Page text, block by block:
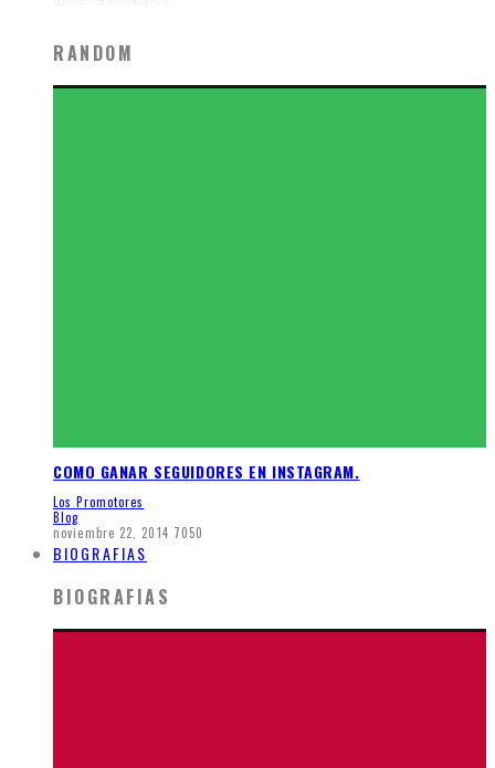
RANDOM
COMO GANAR SEGUIDORES EN INSTAGRAM.
Los Promotores
Blog
noviembre 22, 2014 7050
BIOGRAFIAS
BIOGRAFIAS